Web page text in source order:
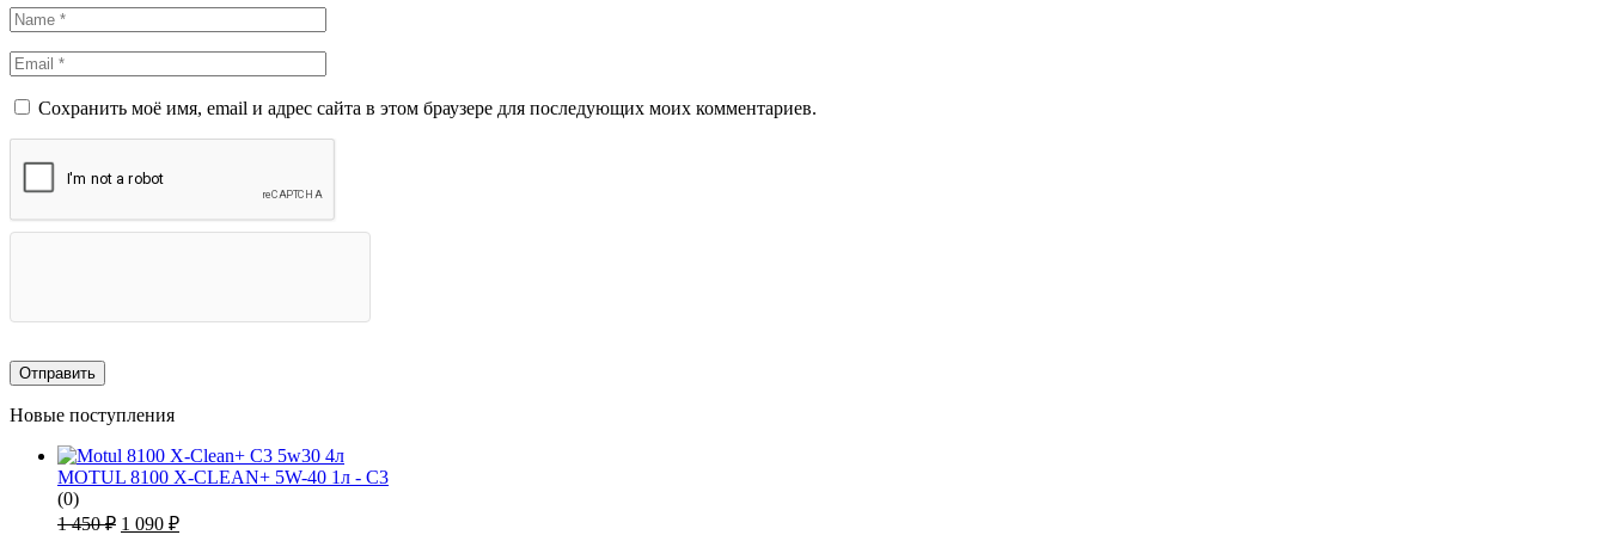
Сохранить моё имя, email и адрес сайта в этом браузере для последующих моих комментариев.
Новые поступления
MOTUL 8100 X-CLEAN+ 5W-40 1л - C3
(0)
1 450₽ Первоначальная
1 090 ₽Текущая